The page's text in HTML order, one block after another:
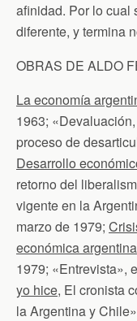
afinidad. Por lo cual
diferente, y termina
OBRAS DE ALDO
La economía
1963;
proceso de
Desarrollo
retorno del
vigente en la
marzo de 1979;
económica argentina
1979; «Entrevista»,
yo hice, El cronista
la Argentina y